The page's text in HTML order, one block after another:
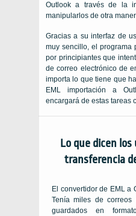
Outlook a través de la
manipularlos de otra
Gracias a su interfaz de
muy sencillo, el programa
por principiantes que
de correo electrónico de
importa lo que tiene que
EML importación a
encargará de estas tareas
Lo que dicen
transferencia
El convertidor de EML a
Tenía miles de correos
guardados en